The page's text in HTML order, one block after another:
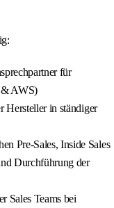
für
& AWS)
Hersteller in ständiger
Pre-Sales, Inside Sales
Durchführung der
Sales Teams bei